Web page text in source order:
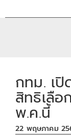
กทม. เปิ
สิทธิเลื
พ.ค.นี้
22 พฤษภาคม